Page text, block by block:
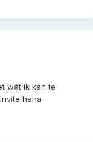
wat ik kan te
haha